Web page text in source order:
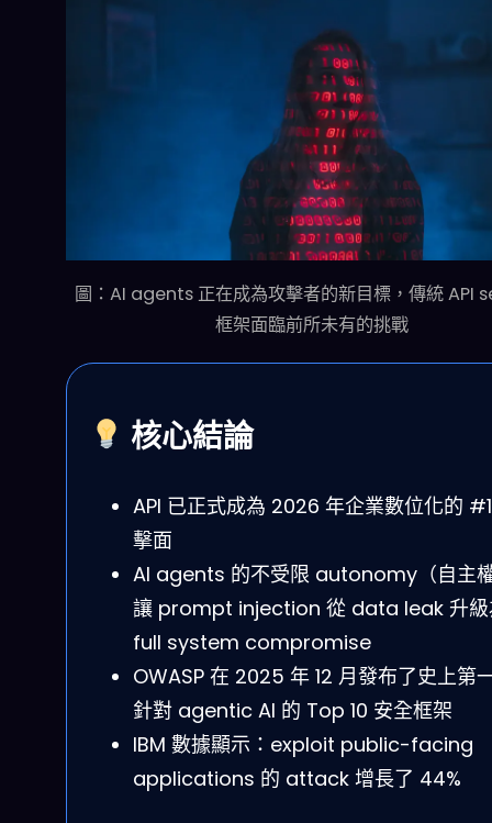
圖：AI agents 正在成為攻擊者的新目標，傳統 API
框架面臨前所未有的挑戰
核心結論
API 已正式成為 2026 年企業數位化的
擊面
AI agents 的不受限 autonomy（自主
讓 prompt injection 從 data leak 升級
full system compromise
OWASP 在 2025 年 12 月發布了史上第
針對 agentic AI 的 Top 10 安全框架
IBM 數據顯示：exploit public-facing
applications 的 attack 增長了 44%